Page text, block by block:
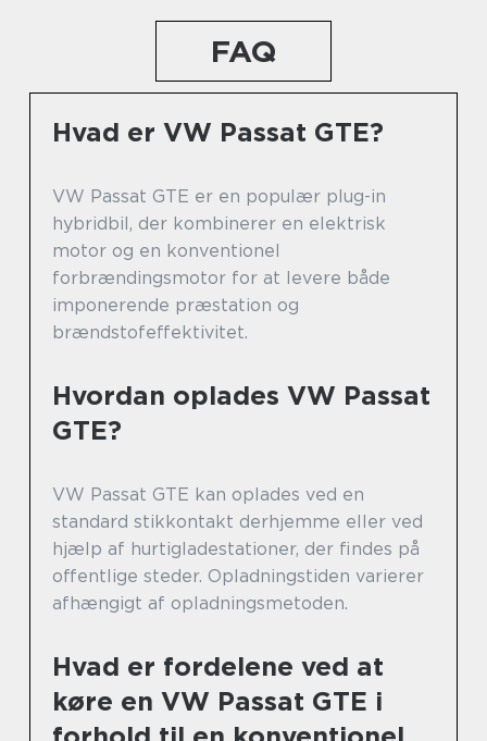
FAQ
Hvad er VW Passat GTE?
VW Passat GTE er en populær plug-in
hybridbil, der kombinerer en elektrisk
motor og en konventionel
forbrændingsmotor for at levere både
imponerende præstation og
brændstofeffektivitet.
Hvordan oplades VW Passat
GTE?
VW Passat GTE kan oplades ved en
standard stikkontakt derhjemme eller ved
hjælp af hurtigladestationer, der findes på
offentlige steder. Opladningstiden varierer
afhængigt af opladningsmetoden.
Hvad er fordelene ved at
køre en VW Passat GTE i